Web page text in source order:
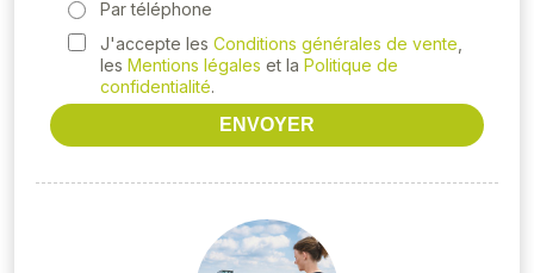
Par téléphone
J'accepte les Conditions générales de vente
les Mentions légales et la Politique de
confidentialité.
ENVOYER